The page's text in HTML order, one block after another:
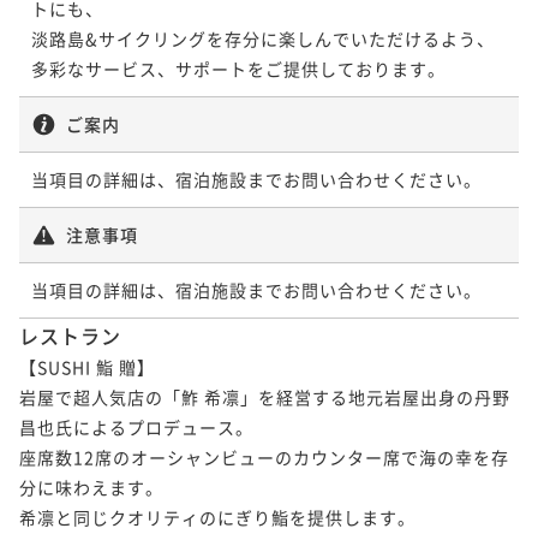
トにも、
淡路島&サイクリングを存分に楽しんでいただけるよう、
多彩なサービス、サポートをご提供しております。
ご案内
当項目の詳細は、宿泊施設までお問い合わせください。
注意事項
当項目の詳細は、宿泊施設までお問い合わせください。
レストラン
【SUSHI 鮨 贈】
岩屋で超人気店の「鮓 希凛」を経営する地元岩屋出身の丹野
昌也氏によるプロデュース。
座席数12席のオーシャンビューのカウンター席で海の幸を存
分に味わえます。
希凛と同じクオリティのにぎり鮨を提供します。